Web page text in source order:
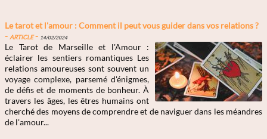
Le tarot et l'amour : Comment il peut vous guider dans vos relations ?
-Article- 14/02/2024
Le Tarot de Marseille et l'Amour :
éclairer les sentiers romantiques Les
relations amoureuses sont souvent un
voyage complexe, parsemé d'énigmes,
de défis et de moments de bonheur. À
travers les âges, les êtres humains ont
cherché des moyens de comprendre et de naviguer dans les méandres
de l'amour...